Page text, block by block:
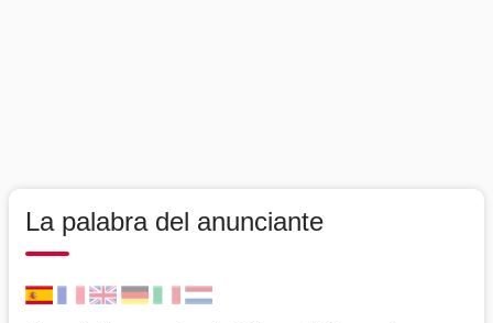
La palabra del anunciante